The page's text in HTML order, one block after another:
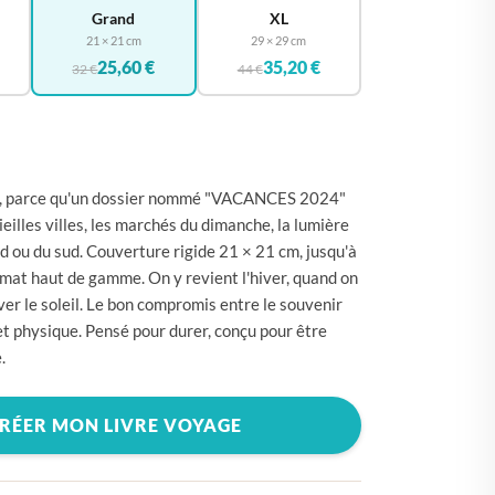
ALLEMAGNE
CHYPRE
ESPAGNE
ESTONIE
ÉTATS-UNIS
FINLANDE
IRLANDE
Grand
21 × 21 cm
32 €25,60 €
XL
29 × 29 cm
44 €35,20 €
qu'un dossier nommé "VACANCES 2024"
villes, les marchés du dimanche, la lumière
ou du sud. Couverture rigide 21 × 21 cm, jusqu'à
haut de gamme. On y revient l'hiver, quand on
le soleil. Le bon compromis entre le souvenir
physique. Pensé pour durer, conçu pour être
MON LIVRE VOYAGE